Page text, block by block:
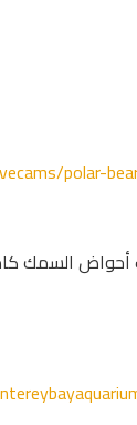
polar-
السمك